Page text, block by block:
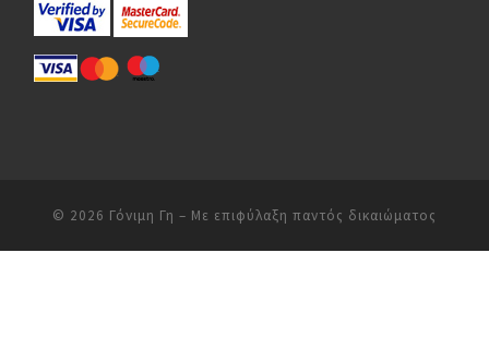
© 2026 Γόνιμη Γη – Με επιφύλαξη παντός δικαιώματος